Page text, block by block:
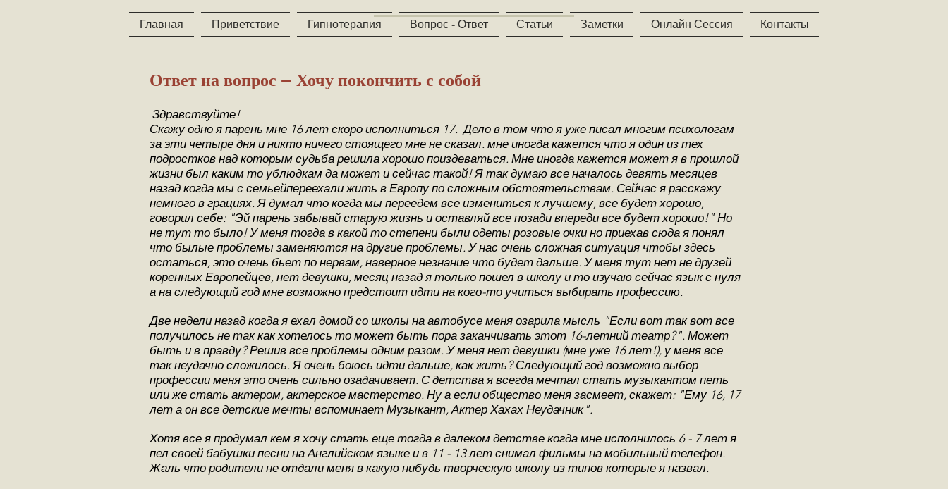
Главная Приветствие Гипнотерапия Вопрос - Ответ Статьи Заметки Онлайн Сессия Контакты
Ответ на вопрос - Хочу покончить с собой
Здравствуйте!
Скажу одно я парень мне 16 лет скоро исполниться 17. Дело в том что я уже писал многим психологам
за эти четыре дня и никто ничего стоящего мне не сказал. мне иногда кажется что я один из тех
подростков над которым судьба решила хорошо поиздеваться. Мне иногда кажется может я в прошлой
жизни был каким то ублюдкам да может и сейчас такой! Я так думаю все началось девять месяцев
назад когда мы с семьейпереехали жить в Европу по сложным обстоятельствам. Сейчас я расскажу
немного в грациях. Я думал что когда мы переедем все измениться к лучшему, все будет хорошо,
говорил себе: "Эй парень забывай старую жизнь и оставляй все позади впереди все будет хорошо!" Но
не тут то было! У меня тогда в какой то степени были одеты розовые очки но приехав сюда я понял
что былые проблемы заменяются на другие проблемы. У нас очень сложная ситуация чтобы здесь
остаться, это очень бьет по нервам, наверное незнание что будет дальше. У меня тут нет не друзей
коренных Европейцев, нет девушки, месяц назад я только пошел в школу и то изучаю сейчас язык с нуля
а на следующий год мне возможно предстоит идти на кого-то учиться выбирать профессию.
Две недели назад когда я ехал домой со школы на автобусе меня озарила мысль "Если вот так вот все
получилось не так как хотелось то может быть пора заканчивать этот 16-летний театр?". Может
быть и в правду? Решив все проблемы одним разом. У меня нет девушки (мне уже 16 лет!), у меня все
так неудачно сложилось. Я очень боюсь идти дальше, как жить? Следующий год возможно выбор
профессии меня это очень сильно озадачивает. С детства я всегда мечтал стать музыкантом петь
или же стать актером, актерское мастерство. Ну а если общество меня засмеет, скажет: "Ему 16, 17
лет а он все детские мечты вспоминает Музыкант, Актер Хахах Неудачник".
Хотя все я продумал кем я хочу стать еще тогда в далеком детстве когда мне исполнилось 6 - 7 лет я
пел своей бабушки песни на Английском языке и в 11 - 13 лет снимал фильмы на мобильный телефон.
Жаль что родители не отдали меня в какую нибудь творческую школу из типов которые я назвал.